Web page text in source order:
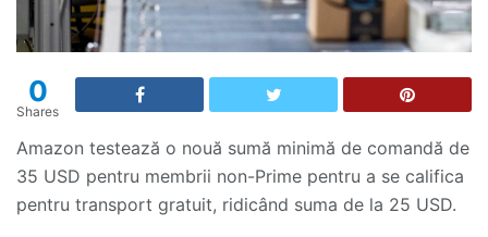
0
Shares
Amazon testează o nouă sumă minimă de comandă de
35 USD pentru membrii non-Prime pentru a se califica
pentru transport gratuit, ridicând suma de la 25 USD.